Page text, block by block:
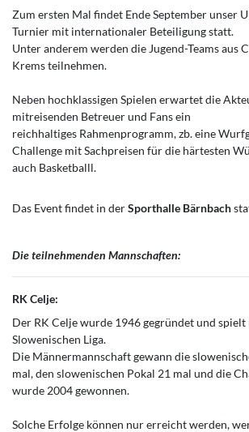
Zum ersten Mal findet Ende September unser
Turnier mit internationaler Beteiligung statt.
Unter anderem werden die Jugend-Teams aus
Krems teilnehmen.
Neben hochklassigen Spielen erwartet die
mitreisenden Betreuer und Fans ein
reichhaltiges Rahmenprogramm, zb. eine
Challenge mit Sachpreisen für die härtesten
auch Basketballl.
Das Event findet in derSporthalle Bärnbach
Die teilnehmenden Mannschaften:
RK Celje:
Der RK Celje wurde 1946 gegründet und spielt
Slowenischen Liga.
Die Männermannschaft gewann die
mal, den slowenischen Pokal 21 mal und die
wurde 2004 gewonnen.
Solche Erfolge können nur erreicht werden,